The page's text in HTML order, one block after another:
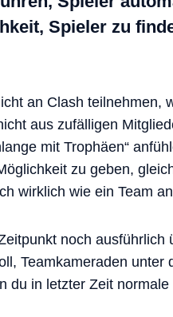
Spieler zu
an Clash teilnehmen,
aus zufälligen
mit Trophäen“
zu geben,
wirklich wie ein Team
noch ausführlich
Teamkameraden
du in letzter Zeit